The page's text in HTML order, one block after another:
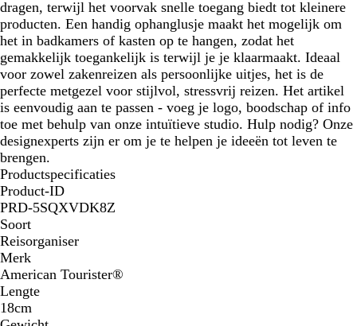
dragen, terwijl het voorvak snelle toegang biedt tot kleinere
producten. Een handig ophanglusje maakt het mogelijk om
het in badkamers of kasten op te hangen, zodat het
gemakkelijk toegankelijk is terwijl je je klaarmaakt. Ideaal
voor zowel zakenreizen als persoonlijke uitjes, het is de
perfecte metgezel voor stijlvol, stressvrij reizen. Het artikel
is eenvoudig aan te passen - voeg je logo, boodschap of info
toe met behulp van onze intuïtieve studio. Hulp nodig? Onze
designexperts zijn er om je te helpen je ideeën tot leven te
brengen.
Productspecificaties
Product-ID
PRD-5SQXVDK8Z
Soort
Reisorganiser
Merk
American Tourister®
Lengte
18cm